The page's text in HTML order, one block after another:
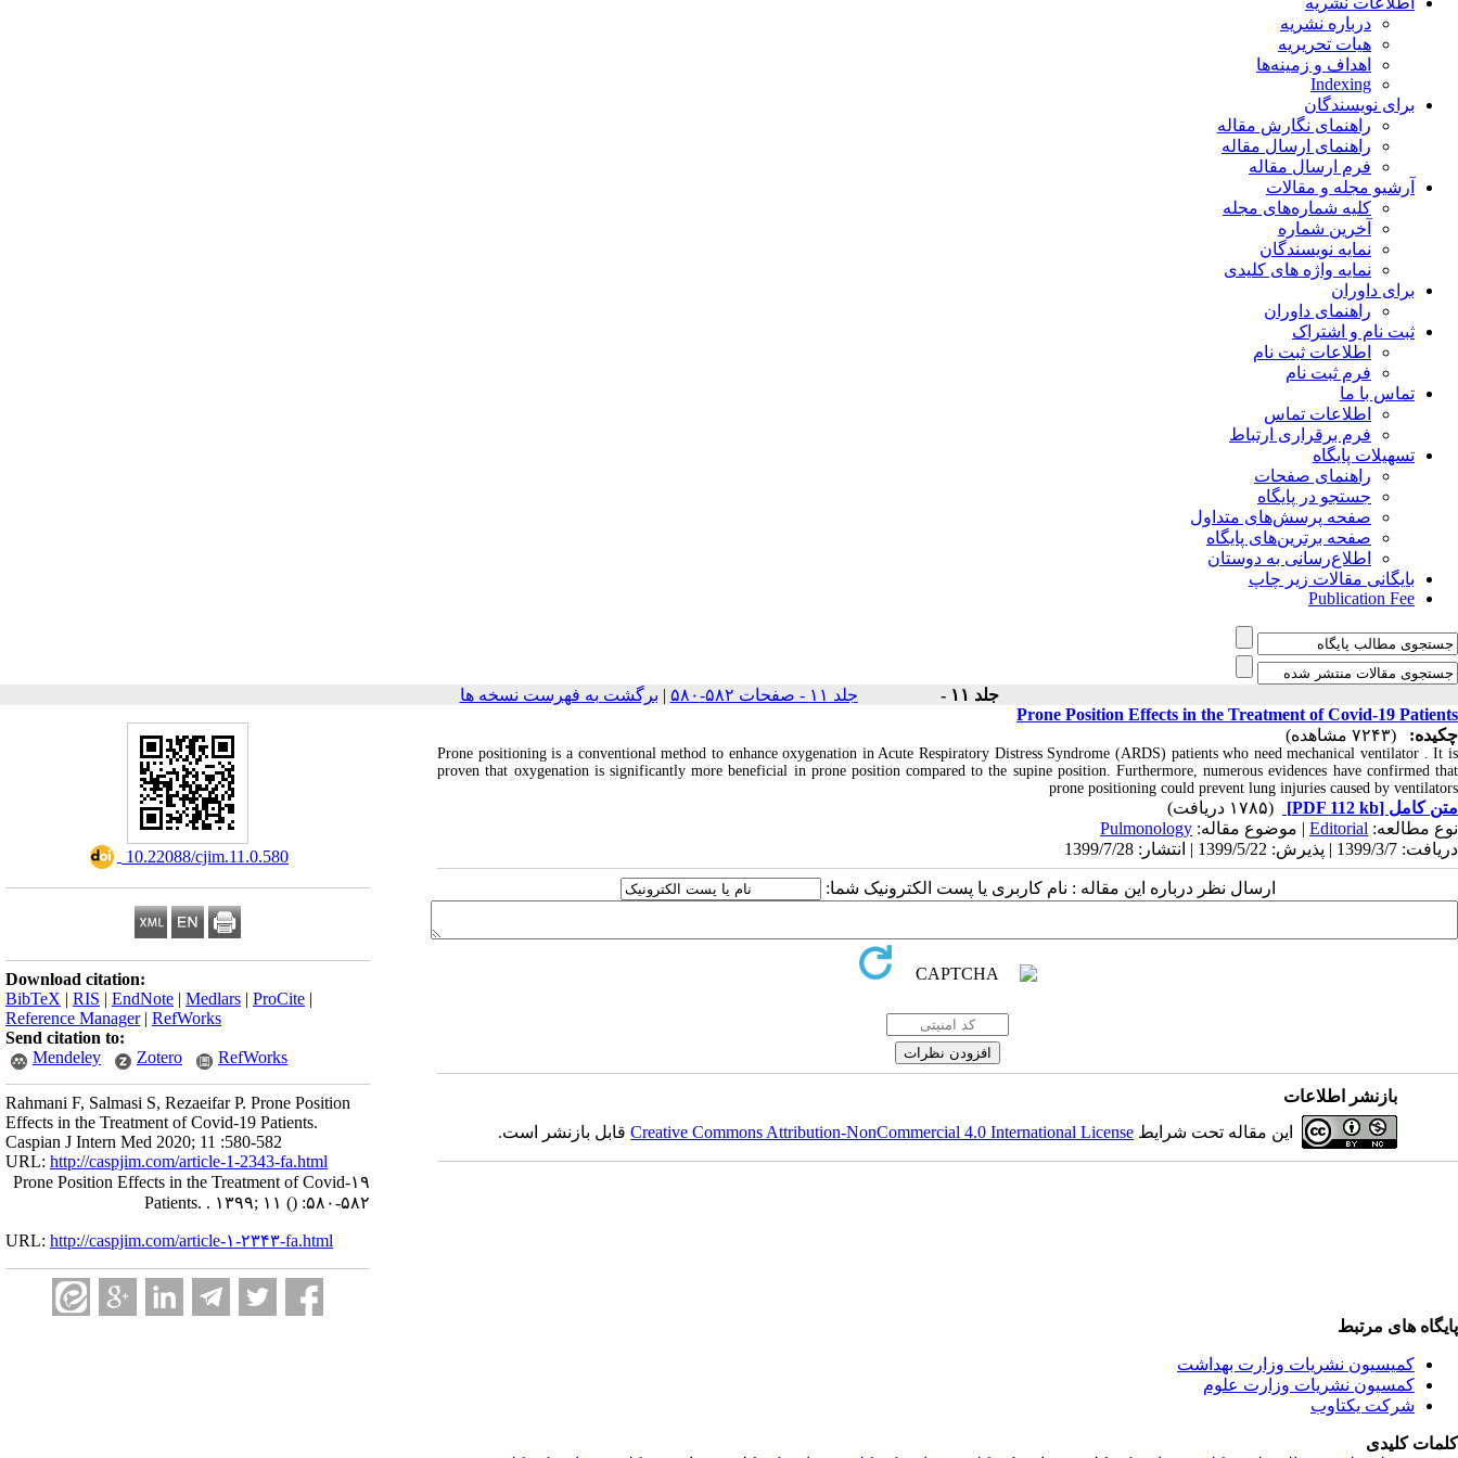
درباره نشریه
هیات تحریریه
اهداف و زمینه‌ها
Indexing
برای نویسندگان
راهنمای نگارش مقاله
راهنمای ارسال مقاله
فرم ارسال مقاله
آرشیو مجله و مقالات
کلیه شماره‌های مجله
آخرین شماره
نمایه نویسندگان
نمایه واژه های کلیدی
برای داوران
راهنمای داوران
ثبت نام و اشتراک
اطلاعات ثبت نام
فرم ثبت نام
تماس با ما
اطلاعات تماس
فرم برقراری ارتباط
تسهیلات پایگاه
راهنمای صفحات
جستجو در پایگاه
صفحه پرسش‌های متداول
صفحه برترین‌های پایگاه
اطلاع‌رسانی به دوستان
بایگانی مقالات زیر چاپ
Publication Fee
جلد ۱۱ - جلد ۱۱ - صفحات ۵۸۲-۵۸۰ | برگشت به فهرست نسخه ها
‎ 10.22088/cjim.11.0.580
Download citation:
BibTeX | RIS | EndNote | Medlars | ProCite |
Reference Manager| RefWorks
Send citation to:
Mendeley
Zotero RefWorks
Rahmani F, Salmasi S, Rezaeifar P. Prone Position
Effects in the Treatment of Covid-19 Patients.
Caspian J Intern Med 2020; 11 :580-582
URL: http://caspjim.com/article-1-2343-fa.html
Prone Position Effects in the Treatment of Covid-۱۹
Patients. . ۱۳۹۹; ۱۱ () :۵۸۰-۵۸۲
URL: http://caspjim.com/article-۱-۲۳۴۳-fa.html
Prone Position Effects in the Treatment of Covid-19 Patients
چکیده:
(۷۲۴۳ مشاهده)
Prone positioning is a conventional method to enhance oxygenation in Acute Respiratory Distress Syndrome (ARDS) patients who need mechanical ventilator . It is
proven that oxygenation is significantly more beneficial in prone position compared to the supine position. Furthermore, numerous evidences have confirmed that
prone positioning could prevent lung injuries caused by ventilators
متن کامل [PDF 112 kb]
(۱۷۸۵ دریافت)
نوع مطالعه: Editorial | موضوع مقاله: Pulmonology
دریافت: 1399/3/7 | پذیرش: 1399/5/22 | انتشار: 1399/7/28
ارسال نظر درباره این مقاله : نام کاربری یا پست الکترونیک شما:
بازنشر اطلاعات
این مقاله تحت شرایط Creative Commons Attribution-NonCommercial 4.0 International Licenseقابل بازنشر است.
پایگاه های مرتبط
کمیسیون نشریات وزارت بهداشت
کمسیون نشریات وزارت علوم
شرکت یکتاوب
کلمات کلیدی